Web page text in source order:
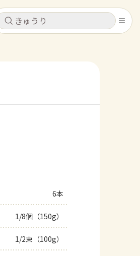
キャンセル
ーク
くあるお問い合わせ
キャンセル
6本
1/8個（150g）
1/2束（100g）